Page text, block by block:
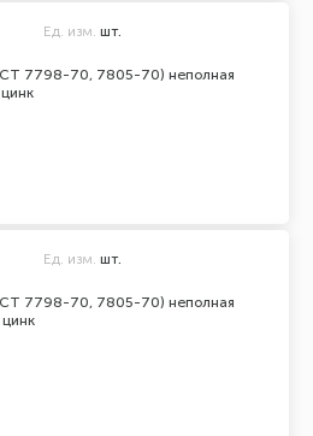
7798-70, 7805-70) неполная
Ед. изм. шт.
7798-70, 7805-70) неполная
Ед. изм. шт.